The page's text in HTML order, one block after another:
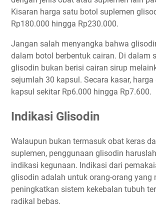
Kisaran harga satu botol suplemen
Rp180.000 hingga Rp230.000.
Jangan salah menyangka bahwa
dalam botol berbentuk cairan. Di dalam
glisodin bukan berisi cairan sirup
sejumlah 30 kapsul. Secara kasar,
kapsul sekitar Rp6.000 hingga Rp7.600.
Indikasi Glisodin
Walaupun bukan termasuk obat keras
suplemen, penggunaan glisodin
indikasi kegunaan. Indikasi dari
glisodin adalah untuk orang-orang yang
peningkatkan sistem kekebalan tubuh
radikal bebas.